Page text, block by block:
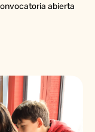
abierta